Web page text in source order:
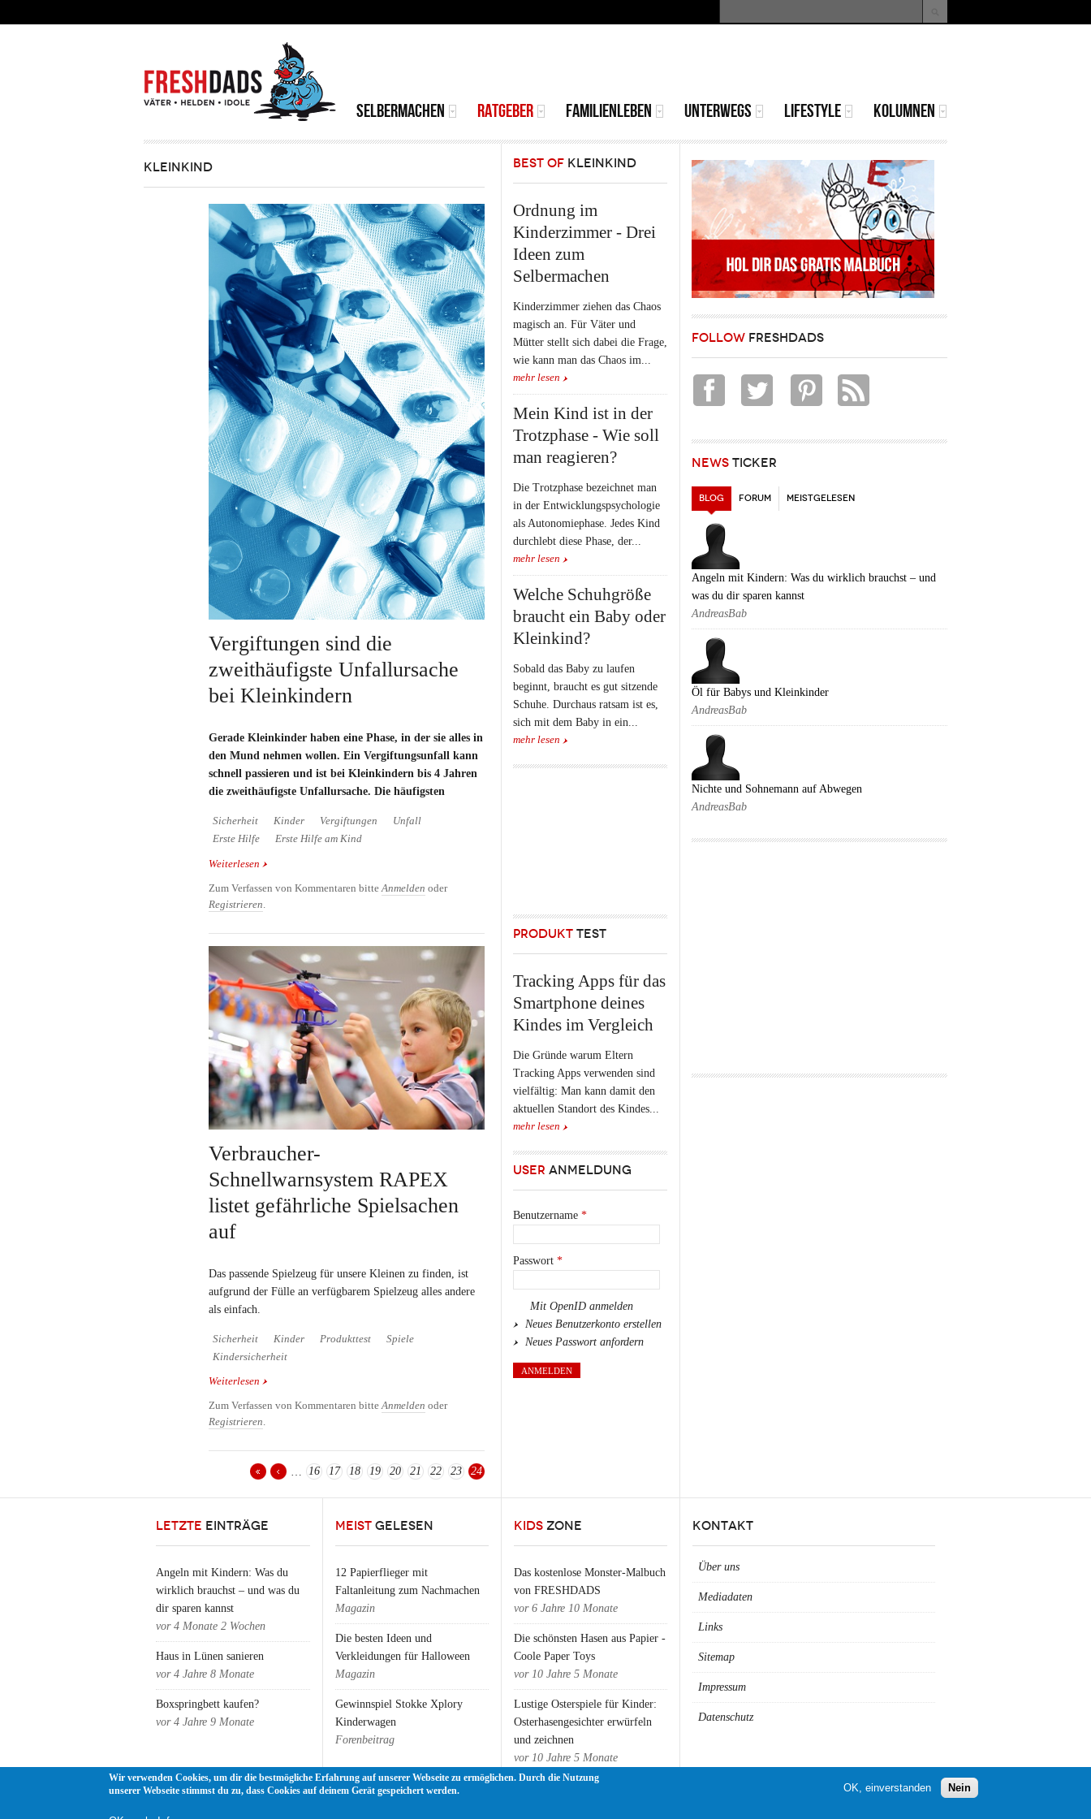
Suchformular
MAINMENU
SELBERMACHEN RATGEBER FAMILIENLEBEN UNTERWEGS LIFESTYLE KOLUMNEN
KLEINKIND
Vergiftungen sind die
zweithäufigste Unfallursache
bei Kleinkindern
Gerade Kleinkinder haben eine Phase, in der sie alles in
den Mund nehmen wollen. Ein Vergiftungsunfall kann
schnell passieren und ist bei Kleinkindern bis 4 Jahren
die zweithäufigste Unfallursache. Die häufigsten
Sicherheit Kinder Vergiftungen
Unfall
Erste Hilfe
Erste Hilfe am Kind
Weiterlesen über Vergiftungen sind die zweithäufigste
Zum Verfassen von Kommentaren bitteAnmelden oder
Registrieren.
Verbraucher-
Schnellwarnsystem RAPEX
listet gefährliche Spielsachen
auf
Das passende Spielzeug für unsere Kleinen zu finden, ist
aufgrund der Fülle an verfügbarem Spielzeug alles andere
als einfach.
Sicherheit Kinder Produkttest
Spiele
Kindersicherheit
Weiterlesen über Verbraucher-Schnellwarnsystem RAPEX listet
Zum Verfassen von Kommentaren bitte Anmelden oder
Registrieren
16 17 18 19 20 21 22 23 24
BEST OF KLEINKIND
Ordnung im
Kinderzimmer - Drei
Ideen zum
Selbermachen
Kinderzimmer ziehen das Chaos
magisch an. Für Väter und
Mütter stellt sich dabei die Frage,
wie kann man das Chaos im...
mehr lesen
Mein Kind ist in der
Trotzphase - Wie soll
man reagieren?
Die Trotzphase bezeichnet man
in der Entwicklungspsychologie
als Autonomiephase. Jedes Kind
durchlebt diese Phase, der...
mehr lesen
Welche Schuhgröße
braucht ein Baby oder
Kleinkind?
Sobald das Baby zu laufen
beginnt, braucht es gut sitzende
Schuhe. Durchaus ratsam ist es,
sich mit dem Baby in ein...
mehr lesen
PRODUKT TEST
Tracking Apps für das
Smartphone deines
Kindes im Vergleich
Die Gründe warum Eltern
Tracking Apps verwenden sind
vielfältig: Man kann damit den
aktuellen Standort des Kindes...
mehr lesen
USER ANMELDUNG
Benutzername *
Passwort *
Mit OpenID anmelden
Neues Benutzerkonto erstellen
Neues Passwort anfordern
FOLLOW FRESHDADS
NEWS TICKER
BLOG (AKTIVER REITER)
FORUM MEISTGELESEN
Angeln mit Kindern: Was du wirklich brauchst – und
was du dir sparen kannst
AndreasBab
Öl für Babys und Kleinkinder
AndreasBab
Nichte und Sohnemann auf Abwegen
AndreasBab
LETZTE EINTRÄGE
Angeln mit Kindern: Was du
wirklich brauchst – und was du
dir sparen kannst
vor 4 Monate 2 Wochen
Haus in Lünen sanieren
vor 4 Jahre 8 Monate
Boxspringbett kaufen?
vor 4 Jahre 9 Monate
MEIST GELESEN
12 Papierflieger mit
Faltanleitung zum Nachmachen
Magazin
Die besten Ideen und
Verkleidungen für Halloween
Magazin
Gewinnspiel Stokke Xplory
Kinderwagen
Forenbeitrag
KIDS ZONE
Das kostenlose Monster-Malbuch
von FRESHDADS
vor 6 Jahre 10 Monate
Die schönsten Hasen aus Papier -
Coole Paper Toys
vor 10 Jahre 5 Monate
Lustige Osterspiele für Kinder:
Osterhasengesichter erwürfeln
und zeichnen
vor 10 Jahre 5 Monate
KONTAKT
Über uns
Mediadaten
Links
Sitemap
Impressum
Datenschutz
Wir verwenden Cookies, um dir die bestmögliche Erfahrung auf unserer Webseite zu ermöglichen. Durch die Nutzung
unserer Webseite stimmst du zu, dass Cookies auf deinem Gerät gespeichert werden.
OK, einverstanden Nein